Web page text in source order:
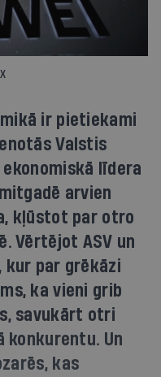
ir pietiekami
Valstis
līdera
arvien
kļūstot par otro
Vērtējot ASV un
kur par grēkāzi
ka vieni grib
savukārt otri
konkurentu. Un
kas